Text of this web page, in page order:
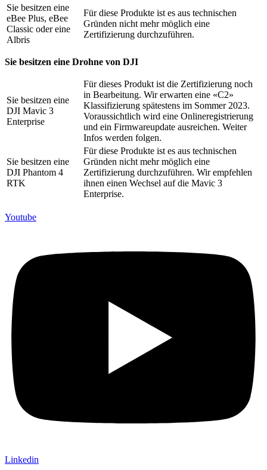
Sie besitzen eine
eBee Plus, eBee
Classic oder eine
Albris
Für diese Produkte ist es aus technischen
Gründen nicht mehr möglich eine
Zertifizierung durchzuführen.
Sie besitzen eine Drohne von DJI
Sie besitzen eine
DJI Mavic 3
Enterprise
Für dieses Produkt ist die Zertifizierung noch
in Bearbeitung. Wir erwarten eine «C2»
Klassifizierung spätestens im Sommer 2023.
Voraussichtlich wird eine Onlineregistrierung
und ein Firmwareupdate ausreichen. Weiter
Infos werden folgen.
Sie besitzen eine
DJI Phantom 4
RTK
Für diese Produkte ist es aus technischen
Gründen nicht mehr möglich eine
Zertifizierung durchzuführen. Wir empfehlen
ihnen einen Wechsel auf die Mavic 3
Enterprise.
Youtube
Linkedin